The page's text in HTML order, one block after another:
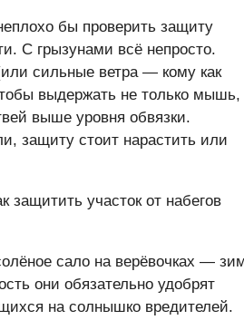
бы проверить защиту
С грызунами всё непросто.
сильные ветра — кому как
выдержать не только мышь,
выше уровня обвязки.
защиту стоит нарастить или
участок от набегов
сало на верёвочках —
они обязательно удобрят
на солнышко вредителей.